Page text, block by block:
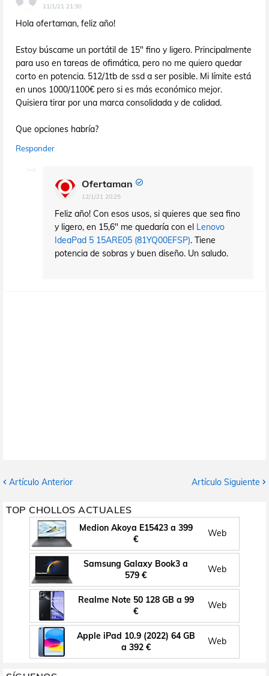
11/1/21 21:30
Hola ofertaman, feliz año!
Estoy búscame un portátil de 15" fino y ligero. Principalmente
para uso en tareas de ofimática, pero no me quiero quedar
corto en potencia. 512/1tb de ssd a ser posible. Mi límite está
en unos 1000/1100€ pero si es más económico mejor.
Quisiera tirar por una marca consolidada y de calidad.
Que opciones habría?
Responder
Ofertaman
12/1/21 20:25
Feliz año! Con esos usos, si quieres que sea fino
y ligero, en 15,6" me quedaría con el Lenovo
IdeaPad 5 15ARE05 (81YQ00EFSP). Tiene
potencia de sobras y buen diseño. Un saludo.
Artículo Anterior Artículo Siguiente
TOP CHOLLOS ACTUALES
Medion Akoya E15423 a 399
€
Web
Samsung Galaxy Book3 a
579 €
Web
Realme Note 50 128 GB a 99
€
Web
Apple iPad 10.9 (2022) 64 GB
a 392 €
Web